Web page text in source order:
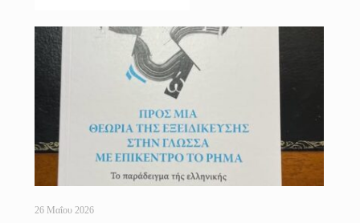
26 Μαΐου 2026